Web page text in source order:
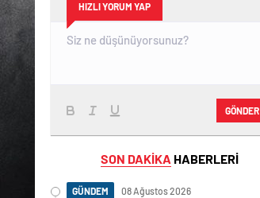
HIZLI YORUM YAP
GÖNDER
SON DAKİKA HABERLERİ
GÜNDEM 08 Ağustos 2026